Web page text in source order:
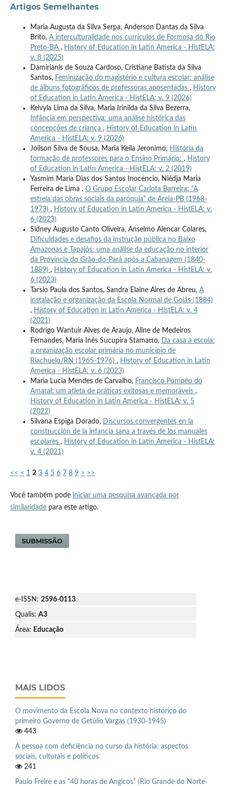
Artigos Semelhantes
Maria Augusta da Silva Serpa, Anderson Dantas da Silva
Brito, A interculturalidade nos currículos de Formosa do Rio
Preto-BA , History of Education in Latin America - HistELA:
v. 8 (2025)
Damirianis de Souza Cardoso, Cristiane Batista da Silva
Santos, Feminização do magistério e cultura escolar: análise
de álbuns fotográficos de professoras aposentadas , History
of Education in Latin America - HistELA: v. 9 (2026)
Kelvyla Lima da Silva, Maria Irinilda da Silva Bezerra,
Infância em perspectiva: uma análise histórica das
concepções de criança , History of Education in Latin
America - HistELA: v. 9 (2026)
Joilson Silva de Sousa, Maria Keila Jeronimo, História da
formação de professores para o Ensino Primário: , History
of Education in Latin America - HistELA: v. 2 (2019)
Yasmim Maria Dias dos Santos Inocencio, Niédja Maria
Ferreira de Lima , O Grupo Escolar Carlota Barreira: “A
estrela das obras sociais da paróquia” de Areia-PB (1968-
1973) , History of Education in Latin America - HistELA: v.
6 (2023)
Sidney Augusto Canto Oliveira, Anselmo Alencar Colares,
Dificuldades e desafios da instrução pública no Baixo
Amazonas e Tapajós: uma análise da educação no interior
da Província do Grão-do-Pará após a Cabanagem (1840-
1889) , History of Education in Latin America - HistELA: v.
6 (2023)
Tarsio Paula dos Santos, Sandra Elaine Aires de Abreu, A
instalação e organização da Escola Normal de Goiás (1884)
, History of Education in Latin America - HistELA: v. 4
(2021)
Rodrigo Wantuir Alves de Araujo, Aline de Medeiros
Fernandes, Maria Inês Sucupira Stamatto, Da casa à escola:
a organização escolar primária no município de
Riachuelo/RN (1965-1976) , History of Education in Latin
America - HistELA: v. 6 (2023)
Maria Lucia Mendes de Carvalho, Francisco Pompêo do
Amaral: um atleta de práticas exitosas e memoráveis ,
History of Education in Latin America - HistELA: v. 5
(2022)
Silvana Espiga Dorado, Discursos convergentes en la
construcción de la infancia sana a través de los manuales
escolares , History of Education in Latin America - HistELA:
v. 4 (2021)
<< < 1 2 3 4 5 6 7 8 9 > >>
Você também pode iniciar uma pesquisa avançada por
similaridadepara este artigo.
SUBMISSÃO
e-ISSN: 2596-0113
Qualis: A3
Área: Educação
MAIS LIDOS
O movimento da Escola Nova no contexto histórico do
primeiro Governo de Getúlio Vargas (1930-1945)
443
A pessoa com deficiência no curso da história: aspectos
sociais, culturais e políticos
241
Paulo Freire e as “40 horas de Angicos” (Rio Grande do Norte-